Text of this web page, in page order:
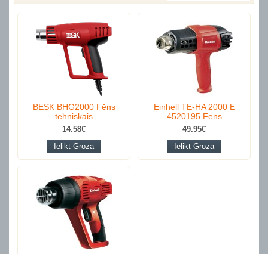
BESK BHG2000 Fēns
tehniskais
14.58€
Ielikt Grozā
Einhell TE-HA 2000 E
4520195 Fēns
49.95€
Ielikt Grozā